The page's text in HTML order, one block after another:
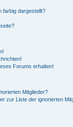
farbig dargestellt?
Forums erhalten!
Mitglieder?
zur Liste der ignorierten